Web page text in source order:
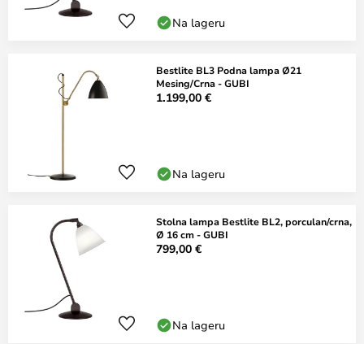
Na lageru
Bestlite BL3 Podna lampa Ø21
Mesing/Crna - GUBI
1.199,00 €
Na lageru
Stolna lampa Bestlite BL2, porculan/crna,
Ø 16 cm - GUBI
799,00 €
Na lageru